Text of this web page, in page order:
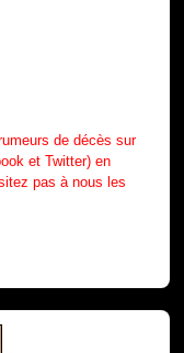
de décès sur
et Twitter) en
pas à nous les